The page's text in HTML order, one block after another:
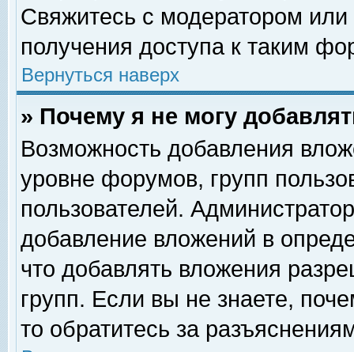
Свяжитесь с модератором
получения доступа к таким
Вернуться наверх
» Почему я не могу
Возможность добавления
уровне форумов, групп
пользователей.
добавление вложений в
что добавлять вложения
групп. Если вы не знаете,
то обратитесь за